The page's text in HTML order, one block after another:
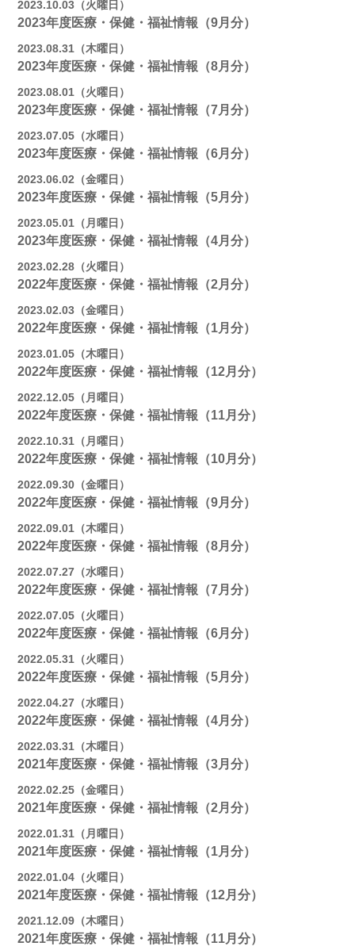
2023.10.03（火曜日）
2023年度医療・保健・福祉情報（9月分）
2023.08.31（木曜日）
2023年度医療・保健・福祉情報（8月分）
2023.08.01（火曜日）
2023年度医療・保健・福祉情報（7月分）
2023.07.05（水曜日）
2023年度医療・保健・福祉情報（6月分）
2023.06.02（金曜日）
2023年度医療・保健・福祉情報（5月分）
2023.05.01（月曜日）
2023年度医療・保健・福祉情報（4月分）
2023.02.28（火曜日）
2022年度医療・保健・福祉情報（2月分）
2023.02.03（金曜日）
2022年度医療・保健・福祉情報（1月分）
2023.01.05（木曜日）
2022年度医療・保健・福祉情報（12月分）
2022.12.05（月曜日）
2022年度医療・保健・福祉情報（11月分）
2022.10.31（月曜日）
2022年度医療・保健・福祉情報（10月分）
2022.09.30（金曜日）
2022年度医療・保健・福祉情報（9月分）
2022.09.01（木曜日）
2022年度医療・保健・福祉情報（8月分）
2022.07.27（水曜日）
2022年度医療・保健・福祉情報（7月分）
2022.07.05（火曜日）
2022年度医療・保健・福祉情報（6月分）
2022.05.31（火曜日）
2022年度医療・保健・福祉情報（5月分）
2022.04.27（水曜日）
2022年度医療・保健・福祉情報（4月分）
2022.03.31（木曜日）
2021年度医療・保健・福祉情報（3月分）
2022.02.25（金曜日）
2021年度医療・保健・福祉情報（2月分）
2022.01.31（月曜日）
2021年度医療・保健・福祉情報（1月分）
2022.01.04（火曜日）
2021年度医療・保健・福祉情報（12月分）
2021.12.09（木曜日）
2021年度医療・保健・福祉情報（11月分）